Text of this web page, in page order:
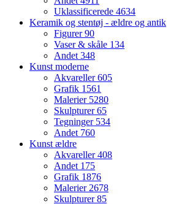
Uklassificerede 4634
Keramik og stentøj - ældre og antik
Figurer90
Vaser & skåle 134
Andet348
Kunst moderne
Akvareller605
Grafik 1561
Malerier 5280
Skulpturer65
Tegninger 534
Andet 760
Kunst ældre
Akvareller408
Andet 175
Grafik 1876
Malerier2678
Skulpturer85